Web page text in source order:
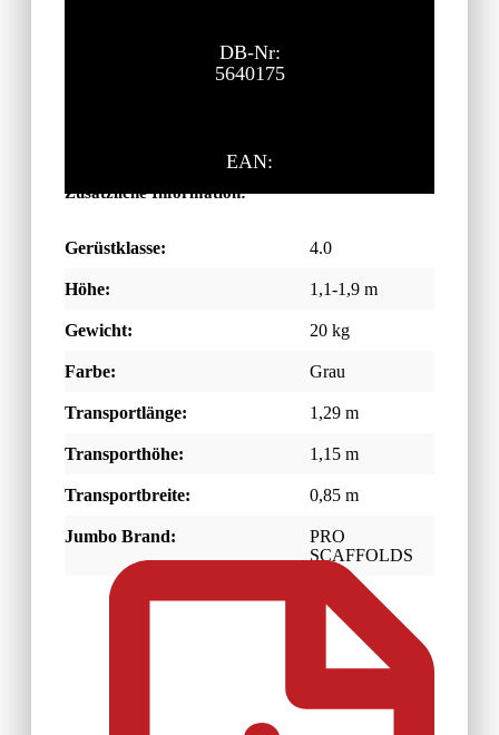
DB-Nr:
5640175
EAN:
Zusätzliche Information:
Gerüstklasse: 4.0
Höhe: 1,1-1,9 m
Gewicht: 20 kg
Farbe: Grau
Transportlänge: 1,29 m
Transporthöhe: 1,15 m
Transportbreite: 0,85 m
Jumbo Brand:
PRO
SCAFFOLDS